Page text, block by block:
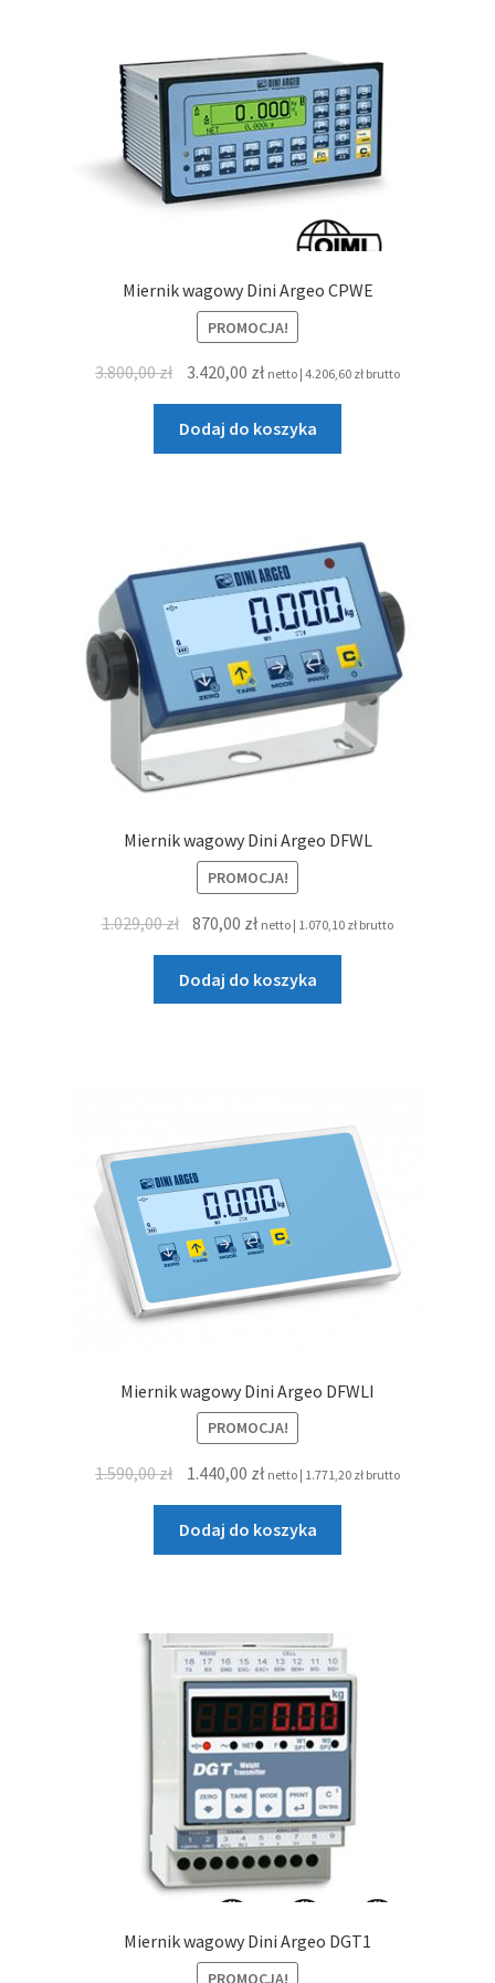
Miernik wagowy Dini Argeo CPWE
PROMOCJA!
3.800,00zł
Pierwotna
cena
wynosiła:
3.800,00 zł.
3.420,00 złAktualna
cena
wynosi:
3.420,00 zł.
netto | 4.206,60 złbrutto
Dodaj do koszyka
Miernik wagowy Dini Argeo DFWL
PROMOCJA!
1.029,00zł Pierwotna
wynosiła:
1.029,00 zł.
870,00 złAktualna
wynosi:
870,00 zł.
netto | 1.070,10 zł brutto
Dodaj do koszyka
Miernik wagowy Dini Argeo DFWLI
PROMOCJA!
1.590,00zł
Pierwotna
cena
wynosiła:
1.590,00 zł.
1.440,00 złAktualna
cena
wynosi:
1.440,00 zł.
netto | 1.771,20 złbrutto
Dodaj do koszyka
Miernik wagowy Dini Argeo DGT1
PROMOCJA!